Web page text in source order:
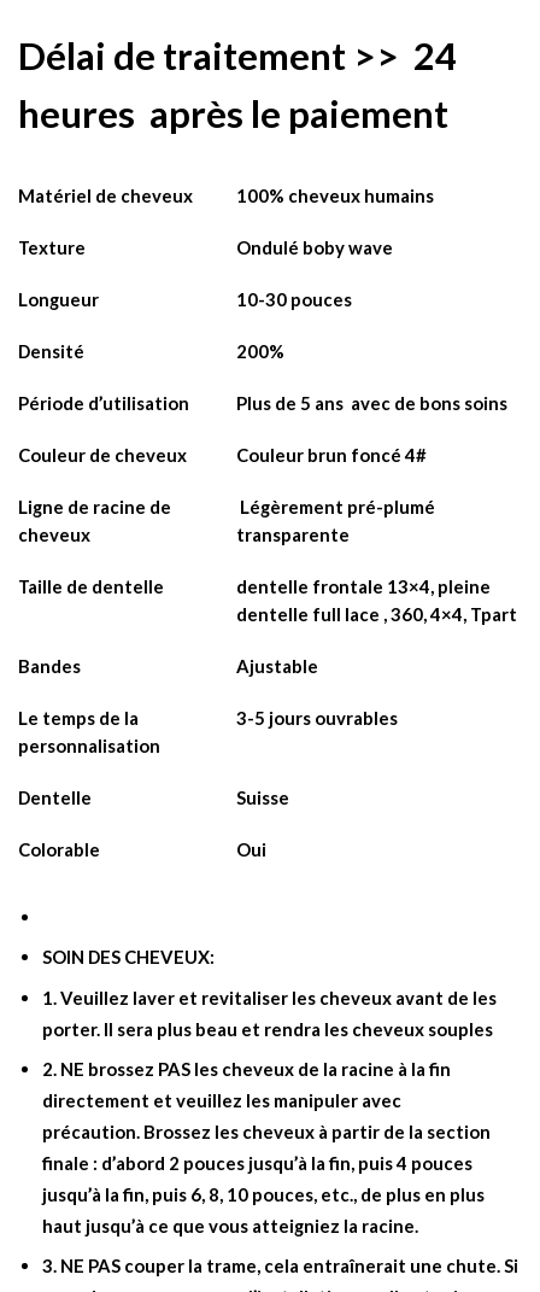
Délai de traitement >> 24
heures après le paiement
Matériel de cheveux 100% cheveux humains
Texture Ondulé boby wave
Longueur 10-30 pouces
Densité 200%
Période d’utilisation Plus de 5 ans avec de bons soins
Couleur de cheveux Couleur brun foncé 4#
Ligne de racine de
cheveux
Légèrement pré-plumé
transparente
Taille de dentelle
dentelle frontale 13×4, pleine
dentelle full lace , 360, 4×4, Tpart
Bandes Ajustable
Le temps de la
personnalisation
3-5 jours ouvrables
Dentelle Suisse
Colorable Oui
SOIN DES CHEVEUX:
1. Veuillez laver et revitaliser les cheveux avant de les
porter. Il sera plus beau et rendra les cheveux souples
2. NE brossez PAS les cheveux de la racine à la fin
directement et veuillez les manipuler avec
précaution. Brossez les cheveux à partir de la section
finale : d’abord 2 pouces jusqu’à la fin, puis 4 pouces
jusqu’à la fin, puis 6, 8, 10 pouces, etc., de plus en plus
haut jusqu’à ce que vous atteigniez la racine.
3. NE PAS couper la trame, cela entraînerait une chute. Si